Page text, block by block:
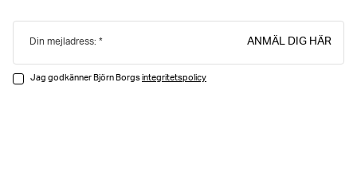
Din mejladress: ANMÄL DIG HÄR
Jag godkänner Björn Borgsintegritetspolicy